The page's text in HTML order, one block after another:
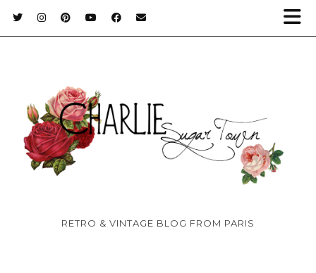
RETRO & VINTAGE BLOG FROM PARIS